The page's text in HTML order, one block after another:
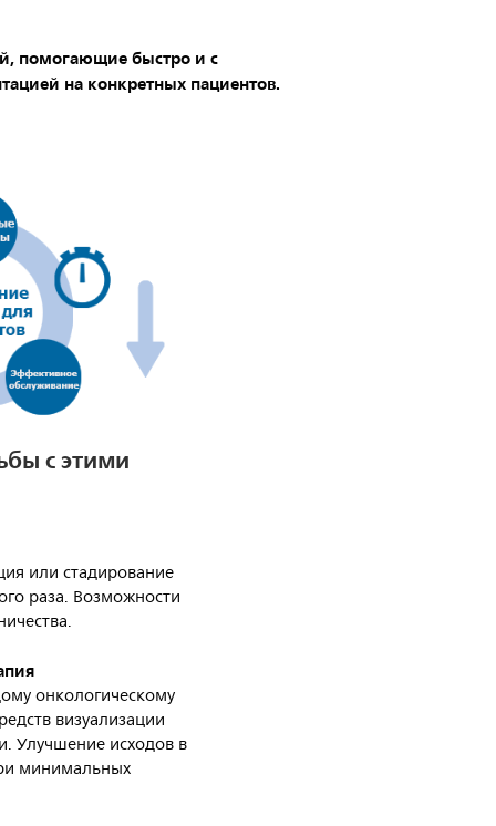
помогающие быстро и с
на конкретных пациентов.
с этими
или стадирование
раза. Возможности
онкологическому
визуализации
Улучшение исходов в
минимальных